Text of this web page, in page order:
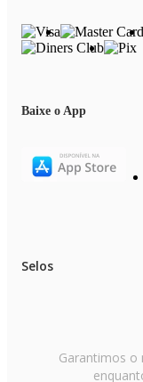
Baixe o App
Selos
Garantimos